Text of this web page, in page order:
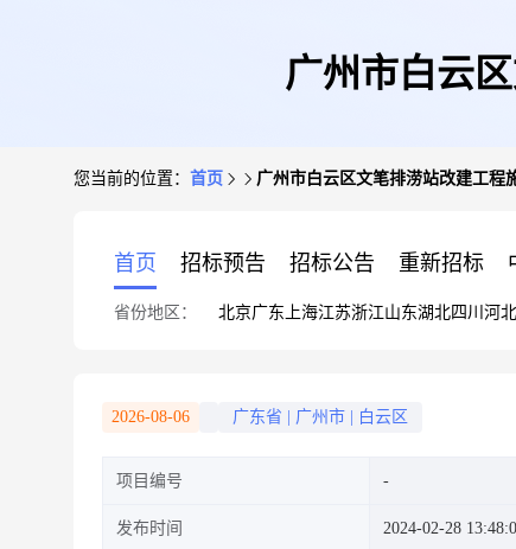
广州市白云
您当前的位置： 首页 广州市白云区文笔排涝站改建工程
首页 招标预告 招标公告 重新招标
省份地区： 北京广东 上海江苏浙江山东湖北四川 河北
2026-08-06 广东省 广州市 白云区
项目编号
发布时间 2024-02-28